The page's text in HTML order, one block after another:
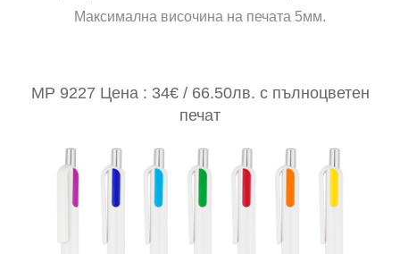
Максимална височина на печата 5мм.
MP 9227 Цена : 34€ / 66.50лв. с пълноцветен
печат